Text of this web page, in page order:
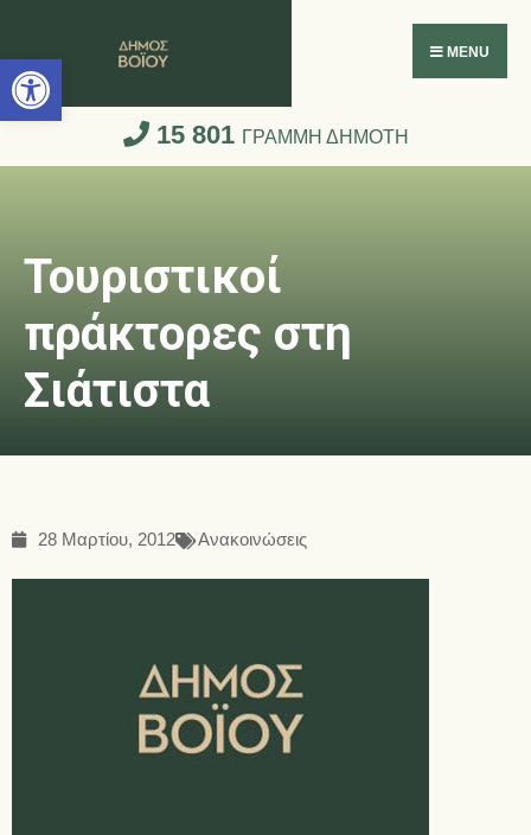
Ανοίξτε τη γραμμή εργαλείων
MENU
15 801 ΓΡΑΜΜΗ ΔΗΜΟΤΗ
Τουριστικοί
πράκτορες στη
Σιάτιστα
28 Μαρτίου, 2012 Ανακοινώσεις